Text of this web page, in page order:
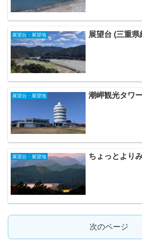
展望台・展望地 展望台 (三重
展望台・展望地 潮岬観光タワ
展望台・展望地 ちょっとより
次のページ